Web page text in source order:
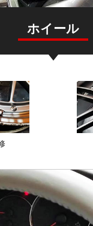
ホイール